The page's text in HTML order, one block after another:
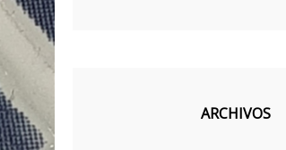
ARCHIVOS